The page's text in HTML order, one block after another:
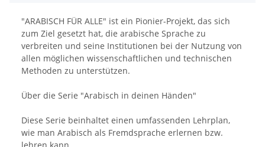
"ARABISCH FÜR ALLE" ist ein Pionier-Projekt, das sich
zum Ziel gesetzt hat, die arabische Sprache zu
verbreiten und seine Institutionen bei der Nutzung von
allen möglichen wissenschaftlichen und technischen
Methoden zu unterstützen.
Über die Serie "Arabisch in deinen Händen"
Diese Serie beinhaltet einen umfassenden Lehrplan,
wie man Arabisch als Fremdsprache erlernen bzw.